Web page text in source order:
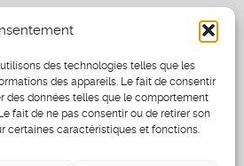
des technologies telles que les
des appareils. Le fait de consentir
des données telles que le comportement
fait de ne pas consentir ou de retirer son
certaines caractéristiques et fonctions.